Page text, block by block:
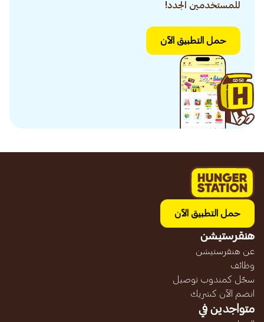
للمستخدمين الجدد!
حمل التطبيق الآن
حمل التطبيق الآن
هنقرستيشن
عن هنقرستيشن
وظائف
سجّل كمندوب توصيل
انضم الآن كشريك
متواجدين في